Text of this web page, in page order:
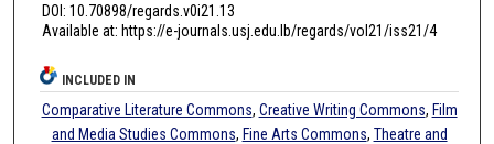
DOI: 10.70898/regards.v0i21.13
Available at: https://e-journals.usj.edu.lb/regards/vol21/iss21/4
INCLUDED IN
Comparative Literature Commons, Creative Writing Commons, Film
and Media Studies Commons, Fine Arts Commons, Theatre and